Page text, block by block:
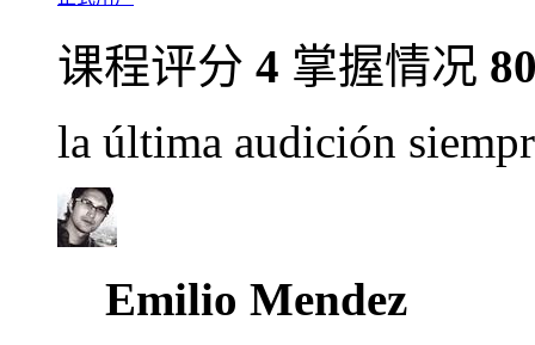
课程评分 4 掌握情况
la última audición
Emilio Mendez